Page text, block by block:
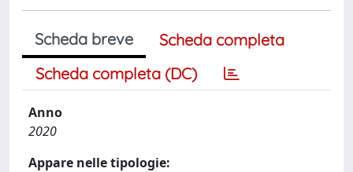
Scheda breve
Scheda completa
Scheda completa (DC)
Anno
2020
Appare nelle tipologie: